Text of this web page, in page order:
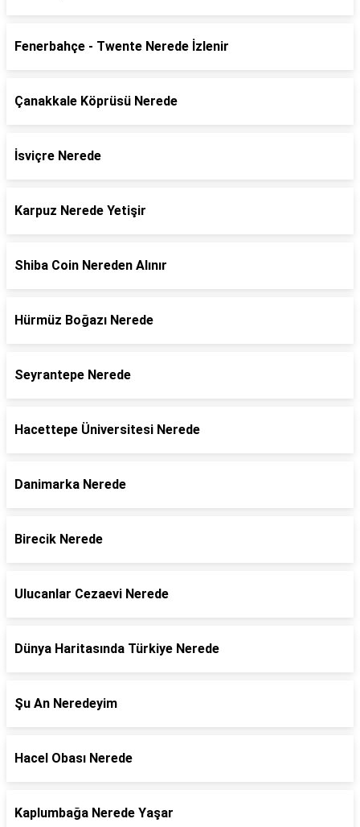
Fenerbahçe - Twente Nerede İzlenir
Çanakkale Köprüsü Nerede
İsviçre Nerede
Karpuz Nerede Yetişir
Shiba Coin Nereden Alınır
Hürmüz Boğazı Nerede
Seyrantepe Nerede
Hacettepe Üniversitesi Nerede
Danimarka Nerede
Birecik Nerede
Ulucanlar Cezaevi Nerede
Dünya Haritasında Türkiye Nerede
Şu An Neredeyim
Hacel Obası Nerede
Kaplumbağa Nerede Yaşar